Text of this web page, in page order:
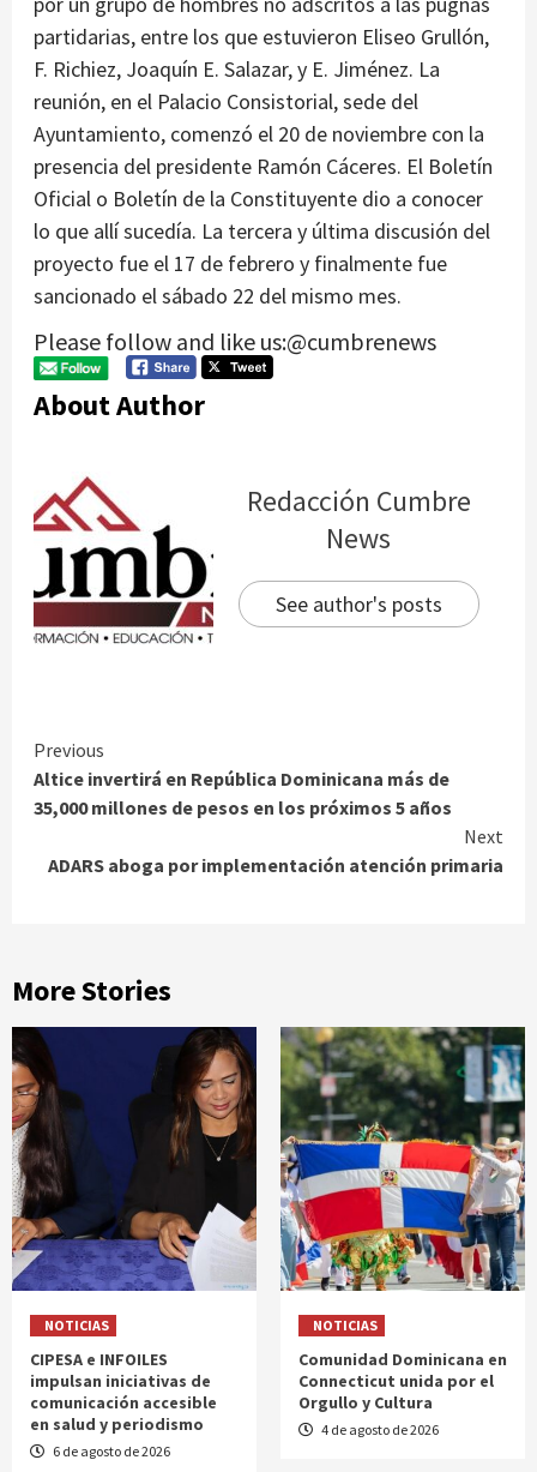
partidarias, entre los que estuvieron Eliseo Grullón,
F. Richiez, Joaquín E. Salazar, y E. Jiménez. La
reunión, en el Palacio Consistorial, sede del
Ayuntamiento, comenzó el 20 de noviembre con la
presencia del presidente Ramón Cáceres. El Boletín
Oficial o Boletín de la Constituyente dio a conocer
lo que allí sucedía. La tercera y última discusión del
proyecto fue el 17 de febrero y finalmente fue
sancionado el sábado 22 del mismo mes.
Please follow and like us:@cumbrenews
About Author
Redacción Cumbre
News
See author's posts
Continue
Reading
Previous
Altice invertirá en República Dominicana más de
35,000 millones de pesos en los próximos 5 años
Next
ADARS aboga por implementación atención primaria
More Stories
NOTICIAS
CIPESA e INFOILES
impulsan iniciativas de
comunicación accesible
en salud y periodismo
6 de agosto de 2026
NOTICIAS
Comunidad Dominicana en
Connecticut unida por el
Orgullo y Cultura
4 de agosto de 2026